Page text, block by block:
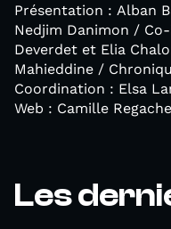
Présentation : Alban
Nedjim Danimon /
Deverdet et Elia
Mahieddine /
Coordination : Elsa
Web : Camille Regache
Les